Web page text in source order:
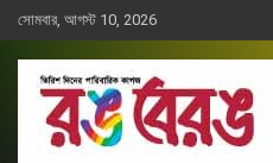
Skip
to
content
সোমবার, আগস্ট 10, 2026